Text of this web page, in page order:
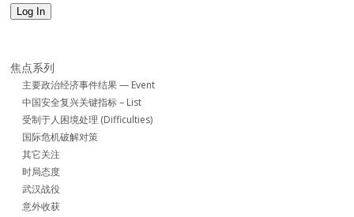
Log In
焦点系列
主要政治经济事件结果 — Event
中国安全复兴关键指标 – List
受制于人困境处理 (Difficulties)
国际危机破解对策
其它关注
时局态度
武汉战役
意外收获